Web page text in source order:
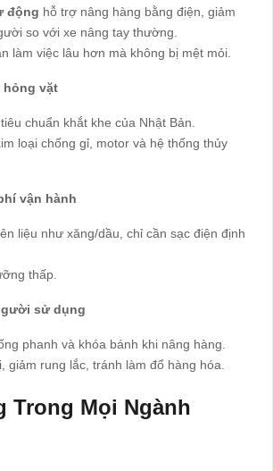
động hỗ trợ nâng hàng bằng điện, giảm
so với xe nâng tay thường.
làm việc lâu hơn mà không bị mệt mỏi.
hỏng vặt
chuẩn khắt khe của Nhật Bản.
loại chống gỉ, motor và hệ thống thủy
vận hành
liệu như xăng/dầu, chỉ cần sạc điện định
thấp.
sử dụng
phanh và khóa bánh khi nâng hàng.
giảm rung lắc, tránh làm đổ hàng hóa.
Trong Mọi Ngành